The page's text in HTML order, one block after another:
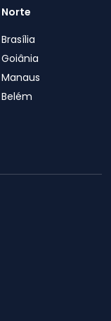
Norte
Brasília
Goiânia
Manaus
Belém